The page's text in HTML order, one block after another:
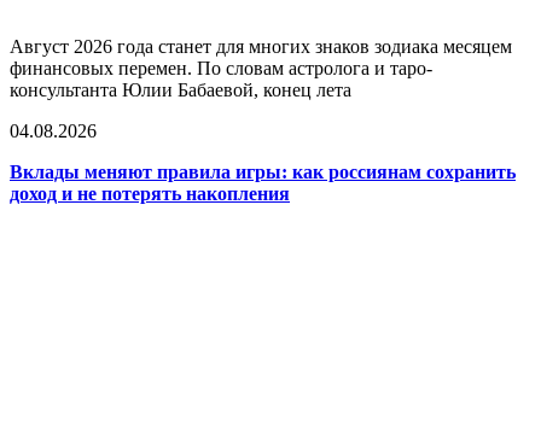
Август 2026 года станет для многих знаков зодиака месяцем
финансовых перемен. По словам астролога и таро-
консультанта Юлии Бабаевой, конец лета
04.08.2026
Вклады меняют правила игры: как россиянам сохранить
доход и не потерять накопления